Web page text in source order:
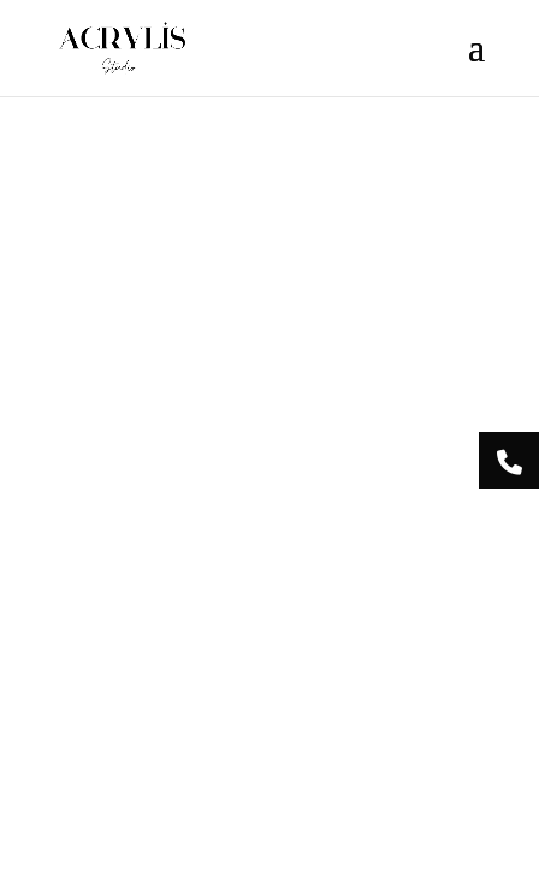
infection. * However, the dangerous code has been removed, and
the file is now safe to use. */